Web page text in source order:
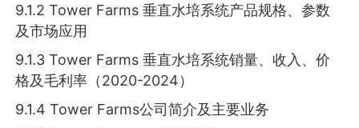
9.1.2 Tower Farms 垂直水培系统产品规格、参数
及市场应用
9.1.3 Tower Farms 垂直水培系统销量、收入、价
格及毛利率（2020-2024）
9.1.4 Tower Farms公司简介及主要业务